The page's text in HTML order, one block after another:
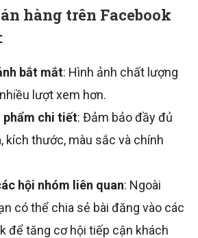
hàng trên Facebook
bắt mắt: Hình ảnh chất lượng
lượt xem hơn.
phẩm chi tiết: Đảm bảo đầy đủ
kích thước, màu sắc và chính
hội nhóm liên quan: Ngoài
có thể chia sẻ bài đăng vào các
để tăng cơ hội tiếp cận khách